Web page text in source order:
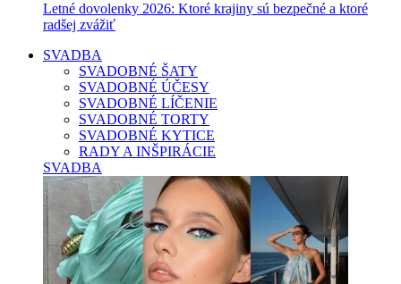
Letné dovolenky 2026: Ktoré krajiny sú bezpečné a ktoré
radšej zvážiť
SVADBA
SVADOBNÉ ŠATY
SVADOBNÉ ÚČESY
SVADOBNÉ LÍČENIE
SVADOBNÉ TORTY
SVADOBNÉ KYTICE
RADY A INŠPIRÁCIE
SVADBA